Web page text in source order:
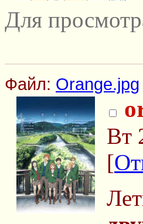
Для
Файл: Orange.jpg
Вт
[